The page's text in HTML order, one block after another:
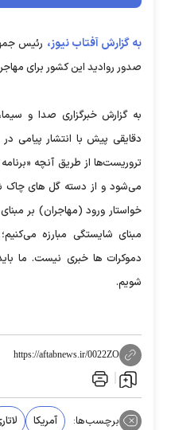
به گزارش آفتاب نیوز، رئیس
صدور روادید این کشور برای
به گزارش خبرگزاری صدا و
دقایقی پیش با انتشار پیامی
تروریست‌ها از طریق آنچه
می‌شود و از دسته ‌گل های
خواستار ورود (مهاجران) بر
مبنای شایستگی مبارزه
دموکرات ها خبری نیست. ما
شویم.
https://aftabnews.ir/0022ZO
برچسب‌ها: آمریکا